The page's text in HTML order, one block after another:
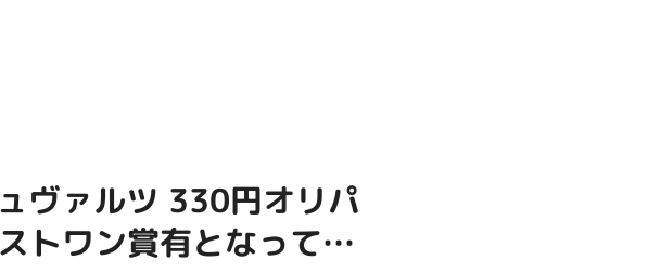
EVENT
呪術廻戦PLAZA
EVENT
サイバーコネクトツー展
EVENT
店頭キッチンカースペース 出店
カレンダー
EVENT
お祭りBBQビアガーデン 屋上
で好評営業中！
CAMPAIGN
ヨドバシカメラ 平日限定1時
間駐車サービス
CAMPAIGN
プレミアム駐車サービス [4～
8F専門店対象]
ヴァルツ 330円オリパ
トワン賞有となってお